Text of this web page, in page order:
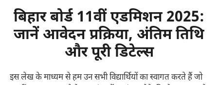
बिहार बोर्ड 11वीं एडमिशन 2025:
जानें आवेदन प्रक्रिया, अंतिम तिथि
और पूरी डिटेल्स
इस लेख के माध्यम से हम उन सभी विद्यार्थियों का स्वागत करते हैं जो